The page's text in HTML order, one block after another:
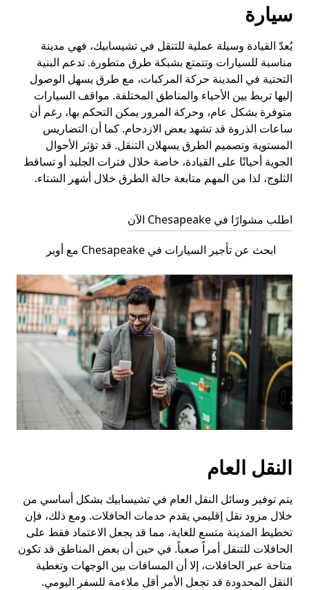
سيارة
يُعدّ القيادة وسيلة عملية للتنقل في تشيسابيك، فهي مدينة
مناسبة للسيارات وتتمتع بشبكة طرق متطورة. تدعم البنية
التحتية في المدينة حركة المركبات، مع طرق يسهل الوصول
إليها تربط بين الأحياء والمناطق المختلفة. مواقف السيارات
متوفرة بشكل عام، وحركة المرور يمكن التحكم بها، رغم أن
ساعات الذروة قد تشهد بعض الازدحام. كما أن التضاريس
المستوية وتصميم الطرق يسهلان التنقل. قد تؤثر الأحوال
الجوية أحيانًا على القيادة، خاصة خلال فترات الجليد أو تساقط
الثلوج، لذا من المهم متابعة حالة الطرق خلال أشهر الشتاء.
اطلب مشوارًا في Chesapeake الآن
ابحث عن تأجير السيارات في Chesapeake مع أوبر
النقل العام
يتم توفير وسائل النقل العام في تشيسابيك بشكل أساسي من
خلال مزود نقل إقليمي يقدم خدمات الحافلات. ومع ذلك، فإن
تخطيط المدينة متسع للغاية، مما قد يجعل الاعتماد فقط على
الحافلات للتنقل أمراً صعباً. في حين أن بعض المناطق قد تكون
متاحة عبر الحافلات، إلا أن المسافات بين الوجهات وتغطية
النقل المحدودة قد تجعل الأمر أقل ملاءمة للسفر اليومي.